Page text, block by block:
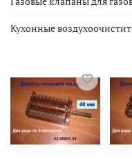
Кухонные